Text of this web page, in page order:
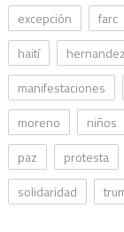
excepción
farc
haití
hernandez
manifestaciones
moreno
niños
paz
protesta
solidaridad